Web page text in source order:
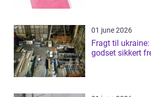
01 june 2026
Fragt til
godset sikkert